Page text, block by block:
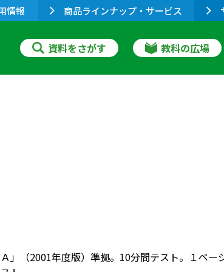
情報 商品ラインナップ・サービス
資料をさがす 教科の広場
」（2001年度版）準拠。10分間テスト。１ペ